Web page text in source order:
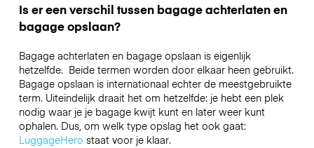
Is er een verschil tussen bagage achterlaten en
bagage opslaan?
Bagage achterlaten en bagage opslaan is eigenlijk
hetzelfde. Beide termen worden door elkaar heen gebruikt.
Bagage opslaan is internationaal echter de meestgebruikte
term. Uiteindelijk draait het om hetzelfde: je hebt een plek
nodig waar je je bagage kwijt kunt en later weer kunt
ophalen. Dus, om welk type opslag het ook gaat:
LuggageHero staat voor je klaar.